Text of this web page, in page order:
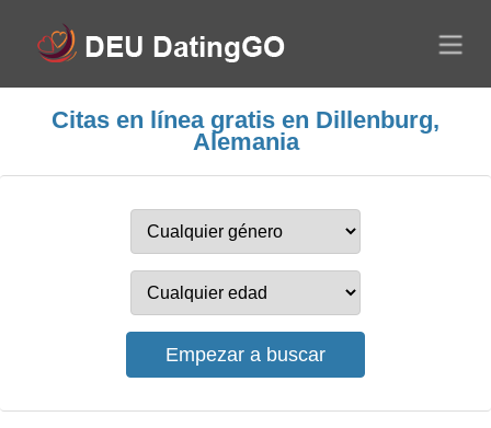
Citas en línea gratis en Dillenburg,
Alemania